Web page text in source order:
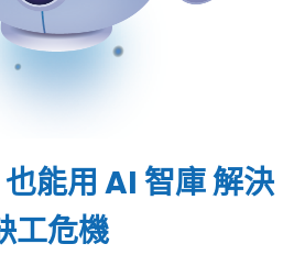
能用 AI 智庫 解決
工危機